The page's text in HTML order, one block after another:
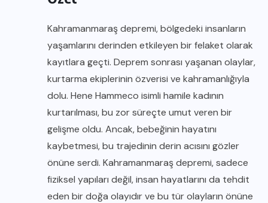
Kahramanmaraş depremi, bölgedeki insanların
yaşamlarını derinden etkileyen bir felaket olarak
kayıtlara geçti. Deprem sonrası yaşanan olaylar,
kurtarma ekiplerinin özverisi ve kahramanlığıyla
dolu. Hene Hammeco isimli hamile kadının
kurtarılması, bu zor süreçte umut veren bir
gelişme oldu. Ancak, bebeğinin hayatını
kaybetmesi, bu trajedinin derin acısını gözler
önüne serdi. Kahramanmaraş depremi, sadece
fiziksel yapıları değil, insan hayatlarını da tehdit
eden bir doğa olayıdır ve bu tür olayların önüne